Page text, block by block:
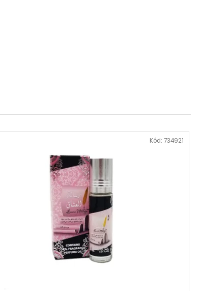
Kód: 734921